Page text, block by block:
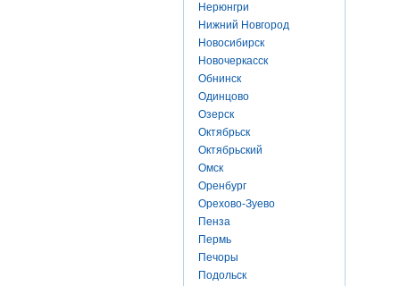
Нерюнгри
Нижний Новгород
Новосибирск
Новочеркасск
Обнинск
Одинцово
Озерск
Октябрьск
Октябрьский
Омск
Оренбург
Орехово-Зуево
Пенза
Пермь
Печоры
Подольск